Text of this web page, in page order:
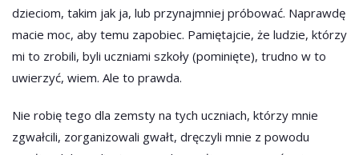
dzieciom, takim jak ja, lub przynajmniej próbować. Naprawdę
macie moc, aby temu zapobiec. Pamiętajcie, że ludzie, którzy
mi to zrobili, byli uczniami szkoły (pominięte), trudno w to
uwierzyć, wiem. Ale to prawda.
Nie robię tego dla zemsty na tych uczniach, którzy mnie
zgwałcili, zorganizowali gwałt, dręczyli mnie z powodu